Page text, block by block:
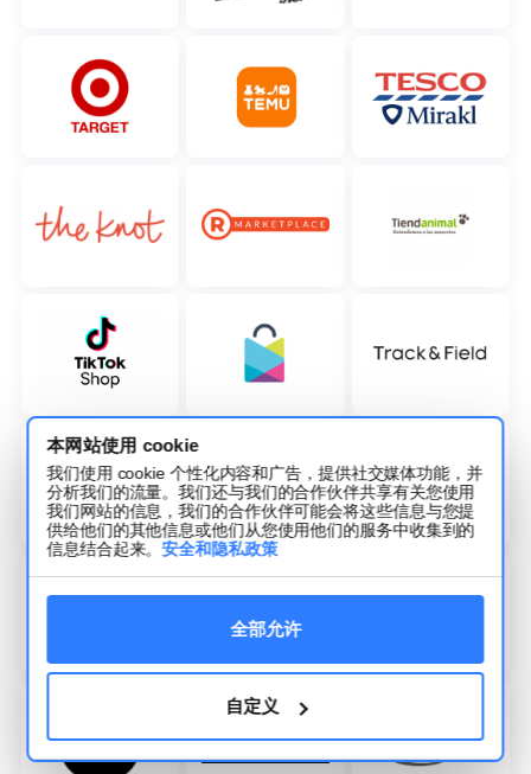
本网站使用 cookie
我们使用 cookie 个性化内容和广告，提供社交媒体功能，并
分析我们的流量。我们还与我们的合作伙伴共享有关您使用
我们网站的信息，我们的合作伙伴可能会将这些信息与您提
供给他们的其他信息或他们从您使用他们的服务中收集到的
信息结合起来。安全和隐私政策
全部允许
自定义